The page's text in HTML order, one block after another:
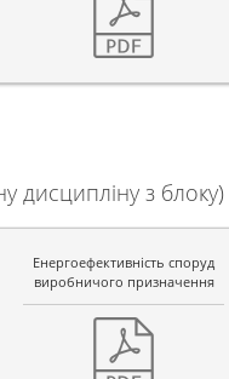
дисципліну з блоку)
Енергоефективність споруд
виробничого призначення